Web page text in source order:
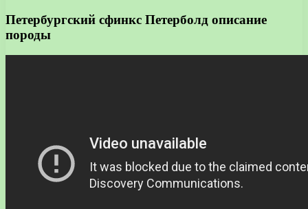
Петербургский сфинкс Петерболд описание
породы